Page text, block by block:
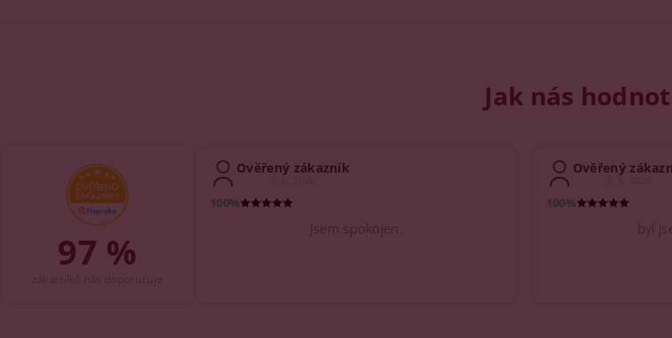
Jak nás
97 %
Ověřený zákazník
100%
Jsem spokojen.
Ověřený
100%
byl